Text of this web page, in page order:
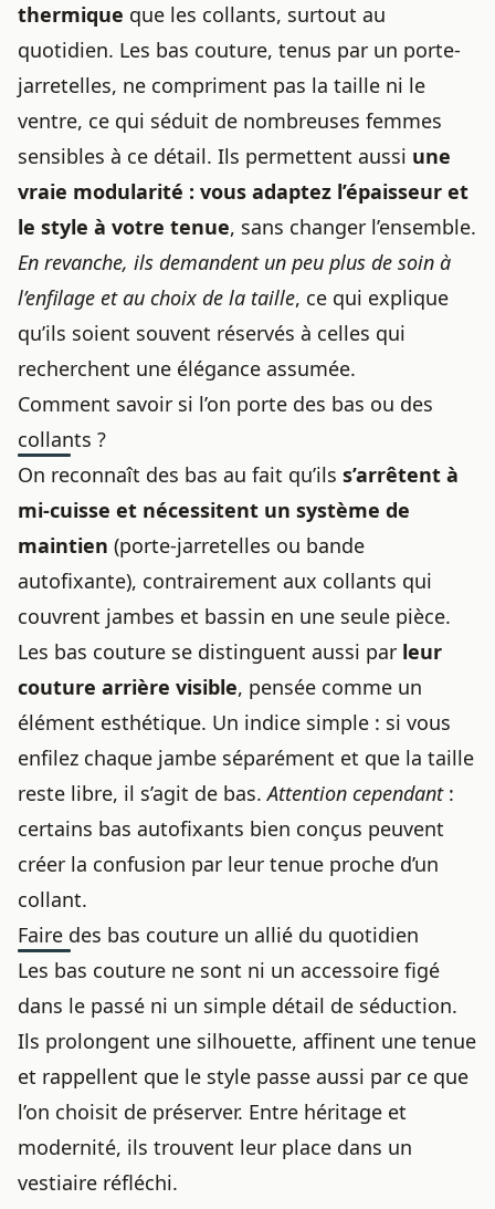
thermique que les collants, surtout au
quotidien. Les bas couture, tenus par un porte-
jarretelles, ne compriment pas la taille ni le
ventre, ce qui séduit de nombreuses femmes
sensibles à ce détail. Ils permettent aussi une
vraie modularité : vous adaptez l’épaisseur et
le style à votre tenue, sans changer l’ensemble.
En revanche, ils demandent un peu plus de soin à
l’enfilage et au choix de la taille, ce qui explique
qu’ils soient souvent réservés à celles qui
recherchent une élégance assumée.
Comment savoir si l’on porte des bas ou des
collants ?
On reconnaît des bas au fait qu’ils s’arrêtent à
mi-cuisse et nécessitent un système de
maintien (porte-jarretelles ou bande
autofixante), contrairement aux collants qui
couvrent jambes et bassin en une seule pièce.
Les bas couture se distinguent aussi par leur
couture arrière visible, pensée comme un
élément esthétique. Un indice simple : si vous
enfilez chaque jambe séparément et que la taille
reste libre, il s’agit de bas.Attention cependant:
certains bas autofixants bien conçus peuvent
créer la confusion par leur tenue proche d’un
collant.
Faire des bas couture un allié du quotidien
Les bas couture ne sont ni un accessoire figé
dans le passé ni un simple détail de séduction.
Ils prolongent une silhouette, affinent une tenue
et rappellent que le style passe aussi par ce que
l’on choisit de préserver. Entre héritage et
modernité, ils trouvent leur place dans un
vestiaire réfléchi.